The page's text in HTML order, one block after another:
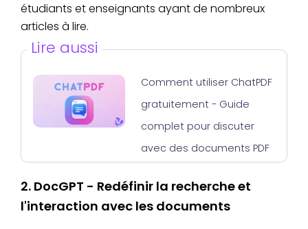
étudiants et enseignants ayant de nombreux
articles à lire.
Lire aussi
Comment utiliser ChatPDF
gratuitement - Guide
complet pour discuter
avec des documents PDF
2. DocGPT - Redéfinir la recherche et
l'interaction avec les documents